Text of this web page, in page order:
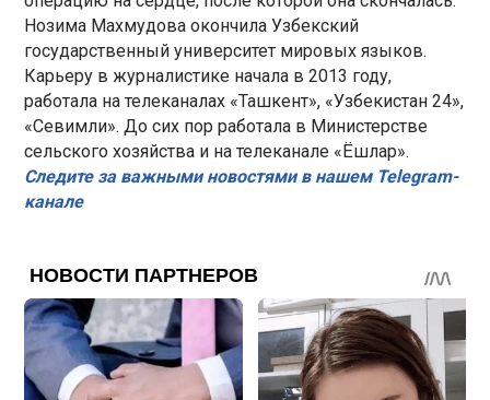
Нозима Махмудова окончила Узбекский
государственный университет мировых языков.
Карьеру в журналистике начала в 2013 году,
работала на телеканалах «Ташкент», «Узбекистан 24»,
«Севимли». До сих пор работала в Министерстве
сельского хозяйства и на телеканале «Ёшлар».
Следите за важными новостями в нашем Telegram-
канале